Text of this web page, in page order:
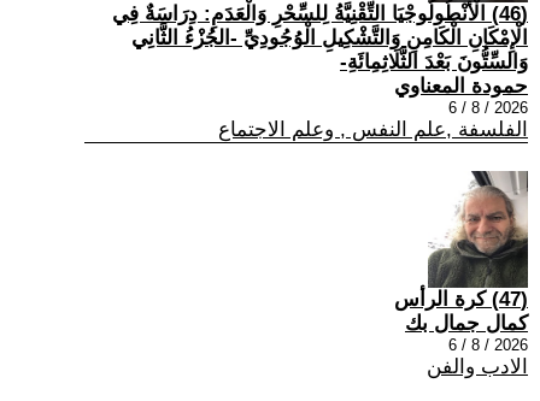
(46) الْأَنْطُولُوجْيَا التِّقْنِيَّةُ لِلسِّحْرِ وَالْعَدَمِ: دِرَاسَةٌ فِي
الْإِمْكَانِ الْكَامِنِ وَالتَّشْكِيلِ الْوُجُودِيِّ -الجُزْءُ الثَّانِي
وَالسِّتُّونَ بَعْدَ الثَّلَاثِمِائَةِ-
حمودة المعناوي
2026 / 8 / 6
الفلسفة ,علم النفس , وعلم الاجتماع
(47) كرة الرأس
كمال جمال بك
2026 / 8 / 6
الادب والفن